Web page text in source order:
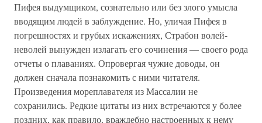
Пифея выдумщиком, сознательно или без злого умысла
вводящим людей в заблуждение. Но, уличая Пифея в
погрешностях и грубых искажениях, Страбон волей-
неволей вынужден излагать его сочинения — своего рода
отчеты о плаваниях. Опровергая чужие доводы, он
должен сначала познакомить с ними читателя.
Произведения мореплавателя из Массалии не
сохранились. Редкие цитаты из них встречаются у более
поздних, как правило, враждебно настроенных к нему